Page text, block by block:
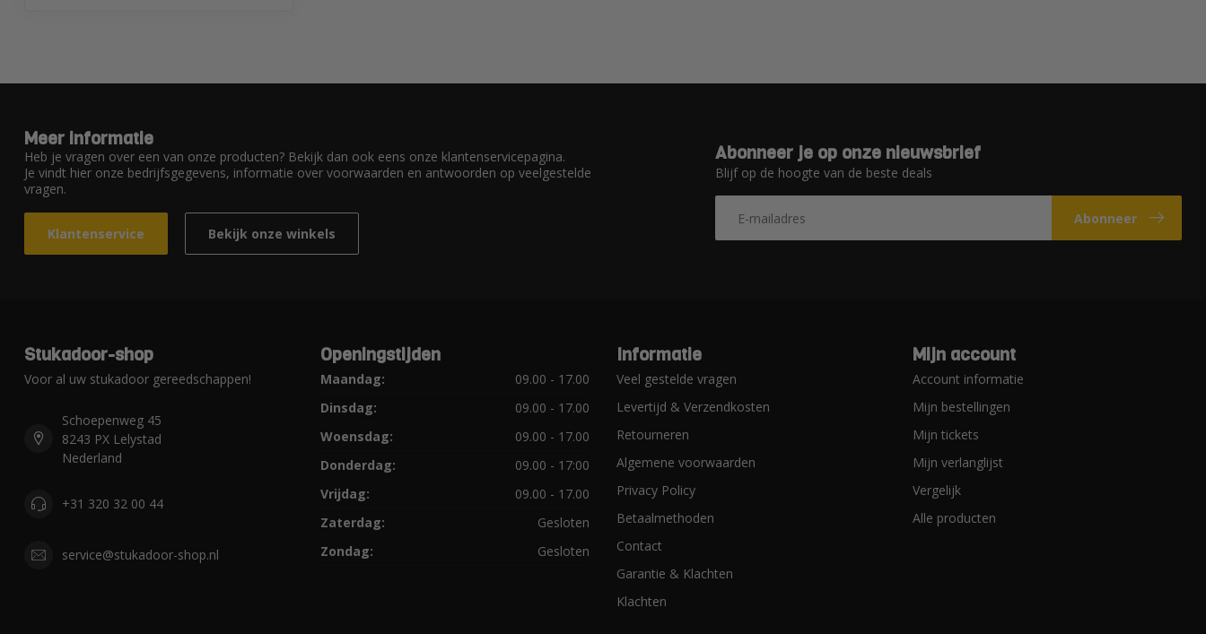
Meer informatie
Heb je vragen over een van onze producten? Bekijk dan ook eens onze klantenservicepagina.
Je vindt hier onze bedrijfsgegevens, informatie over voorwaarden en antwoorden op veelgestelde
vragen.
Klantenservice Bekijk onze winkels
Abonneer je op onze nieuwsbrief
Blijf op de hoogte van de beste deals
Abonneer
Stukadoor-shop
Voor al uw stukadoor gereedschappen!
Schoepenweg 45
8243 PX Lelystad
Nederland
+31 320 32 00 44
service@stukadoor-shop.nl
Openingstijden
Maandag:
09.00 - 17.00
Dinsdag:
09.00 - 17.00
Woensdag:
09.00 - 17.00
Donderdag:
09.00 - 17:00
Vrijdag:
09.00 - 17.00
Zaterdag:
Gesloten
Zondag:
Gesloten
Informatie
Veel gestelde vragen
Levertijd & Verzendkosten
Retourneren
Algemene voorwaarden
Privacy Policy
Betaalmethoden
Contact
Garantie & Klachten
Klachten
Mijn account
Account informatie
Mijn bestellingen
Mijn tickets
Mijn verlanglijst
Vergelijk
Alle producten